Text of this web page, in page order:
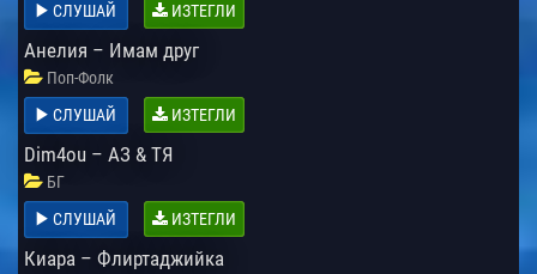
СЛУШАЙ
ИЗТЕГЛИ
Анелия – Имам друг
Поп-Фолк
СЛУШАЙ
ИЗТЕГЛИ
Dim4ou – АЗ & ТЯ
БГ
СЛУШАЙ
ИЗТЕГЛИ
Киара – Флиртаджийка